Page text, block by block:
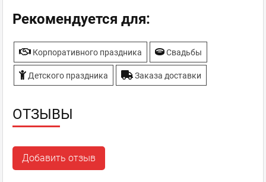
Рекомендуется для:
Корпоративного праздника Свадьбы
Детского праздника Заказа доставки
ОТЗЫВЫ
Добавить отзыв